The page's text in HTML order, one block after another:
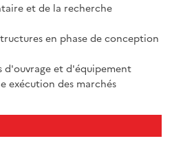
et de la recherche
en phase de conception
d'ouvrage et d'équipement
exécution des marchés